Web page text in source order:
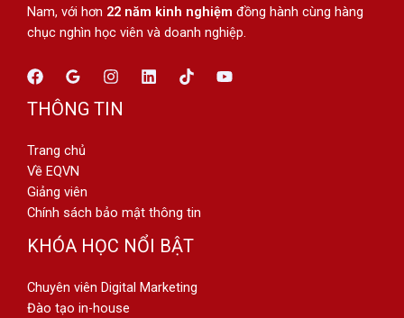
Nam, với hơn 22 năm kinh nghiệm đồng hành cùng hàng
chục nghìn học viên và doanh nghiệp.
THÔNG TIN
Trang chủ
Về EQVN
Giảng viên
Chính sách bảo mật thông tin
KHÓA HỌC NỔI BẬT
Chuyên viên Digital Marketing
Đào tạo in-house